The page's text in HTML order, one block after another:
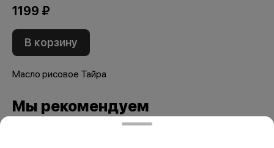
1199 ₽
В корзину
Масло рисовое Тайра
Мы рекомендуем